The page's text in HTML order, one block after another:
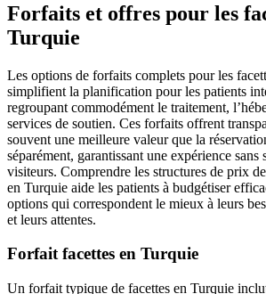
Forfaits et offres pour les
Turquie
Les options de forfaits complets pour les
simplifient la planification pour les patients
regroupant commodément le traitement,
services de soutien. Ces forfaits offrent
souvent une meilleure valeur que la
séparément, garantissant une expérience sans
visiteurs. Comprendre les structures de prix
en Turquie aide les patients à budgétiser
options qui correspondent le mieux à leurs
et leurs attentes.
Forfait facettes en Turquie
Un forfait typique de facettes en Turquie